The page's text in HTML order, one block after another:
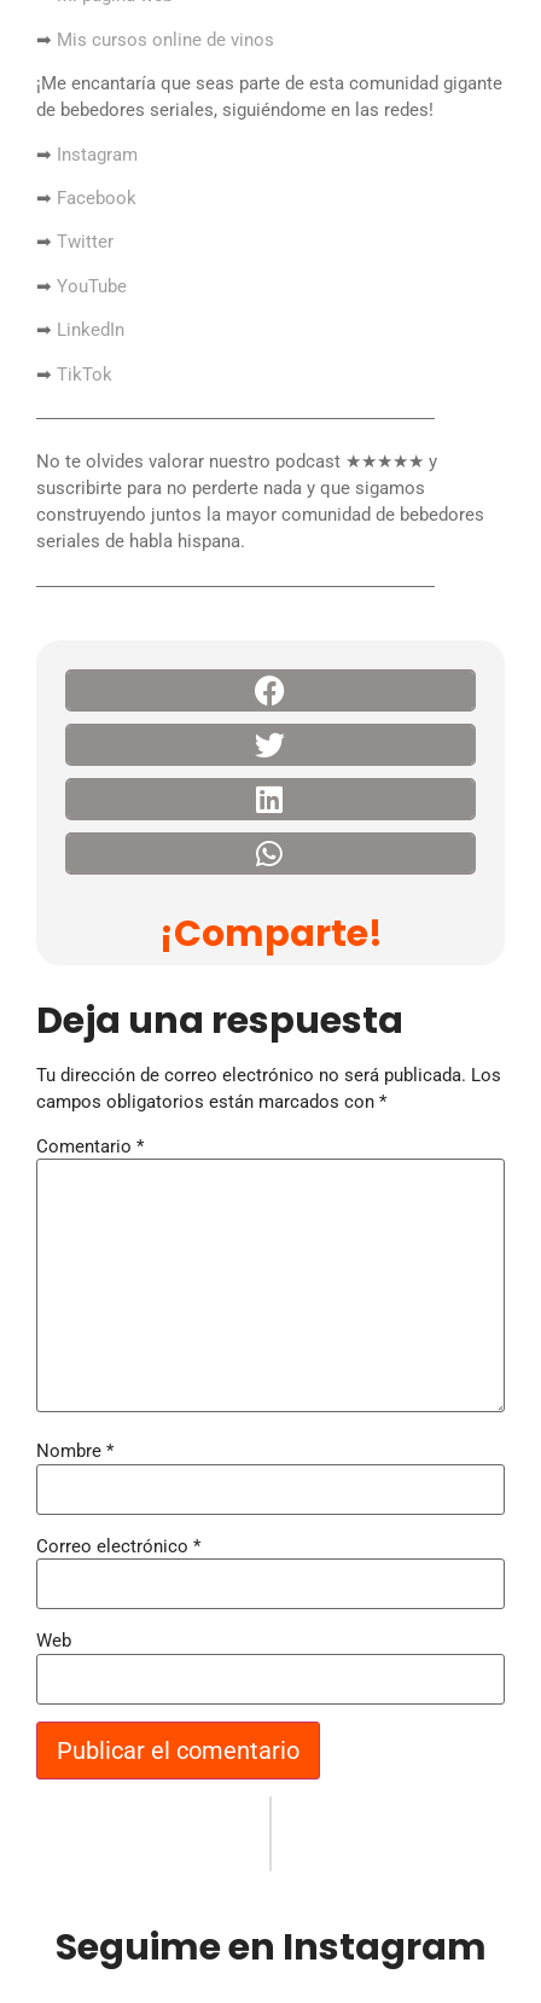
➡ Mis cursos online de vinos
¡Me encantaría que seas parte de esta comunidad gigante
de bebedores seriales, siguiéndome en las redes!
➡ Instagram
➡ Facebook
➡ Twitter
➡ YouTube
➡ LinkedIn
➡ TikTok
――――――――――――――――――――――
No te olvides valorar nuestro podcast ★★★★★ y
suscribirte para no perderte nada y que sigamos
construyendo juntos la mayor comunidad de bebedores
seriales de habla hispana.
――――――――――――――――――――――
¡Comparte!
Deja una respuesta
Tu dirección de correo electrónico no será publicada. Los
campos obligatorios están marcados con *
Comentario *
Nombre *
Correo electrónico *
Web
Seguime en Instagram